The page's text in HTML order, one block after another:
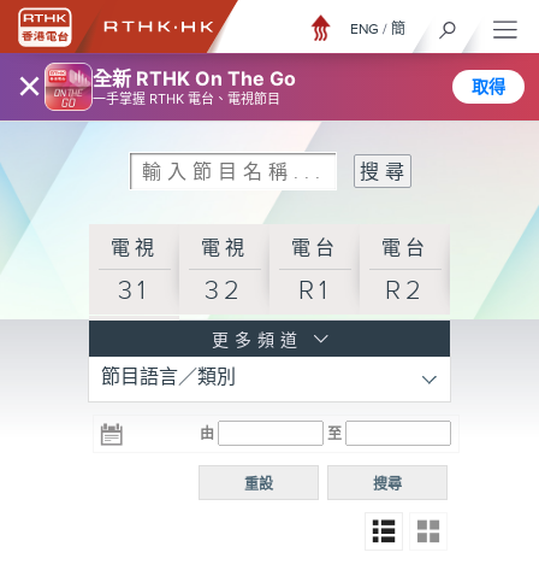
× 全新 RTHK On The Go
一手掌握 RTHK 電台、電視節目
取得
ENG / 簡
電視
31
電視
32
電台
R1
電台
R2
R3
電台 電台
R5
電台
普通
更多頻道
節目語言／類別
由 至
搜尋
重設